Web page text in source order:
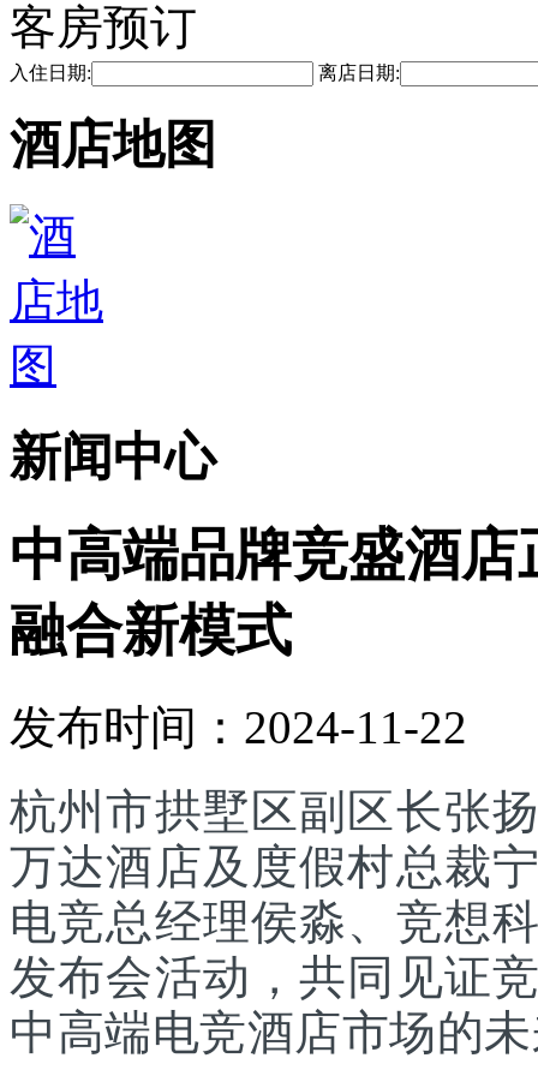
客房预订
入住日期: 离店日期:
酒店地图
新闻中心
中高端品牌竞盛酒
融合新模式
发布时间：2024-11-22
杭州市拱墅区副区长张
万达酒店及度假村总裁
电竞总经理侯淼、竞想
发布会活动，共同见证
中高端电竞酒店市场的